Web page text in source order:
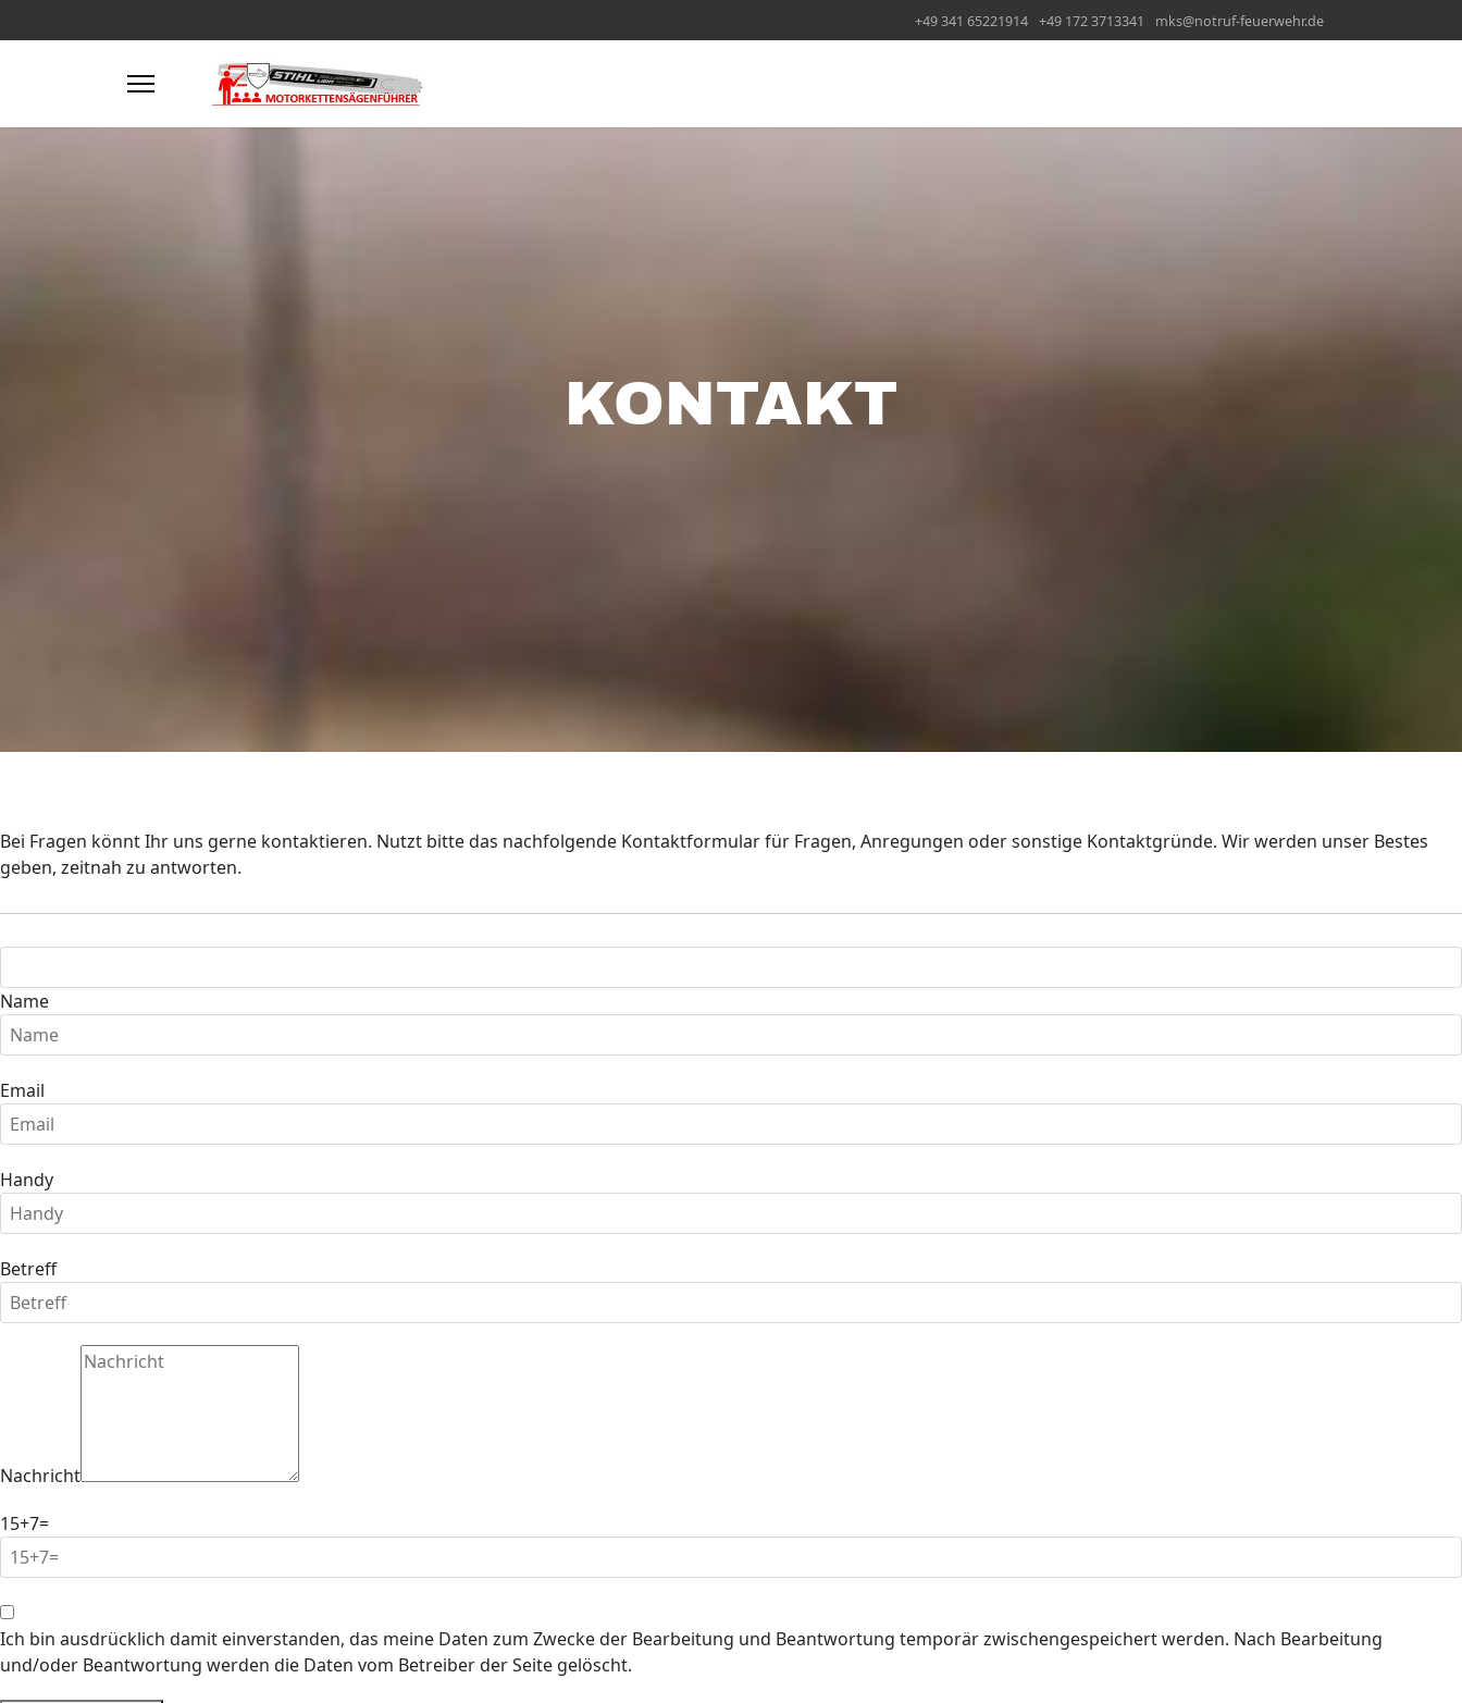
+49 341 65221914 +49 172 3713341 mks@notruf-feuerwehr.de
KONTAKT
Bei Fragen könnt Ihr uns gerne kontaktieren. Nutzt bitte das nachfolgende Kontaktformular für Fragen, Anregungen oder sonstige Kontaktgründe. Wir werden unser Bestes
geben, zeitnah zu antworten.
Name
Email
Handy
Betreff
Nachricht
15+7=
Ich bin ausdrücklich damit einverstanden, das meine Daten zum Zwecke der Bearbeitung und Beantwortung temporär zwischengespeichert werden. Nach Bearbeitung
und/oder Beantwortung werden die Daten vom Betreiber der Seite gelöscht.